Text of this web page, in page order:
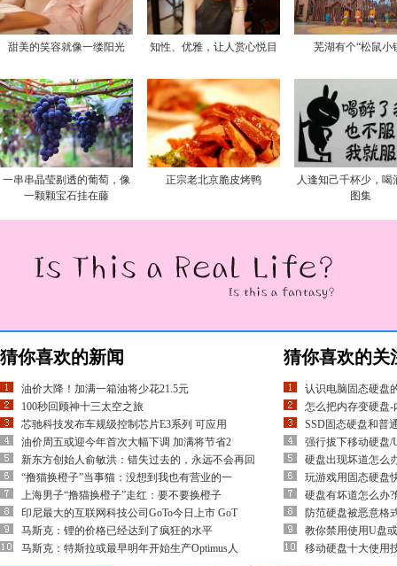
甜美的笑容就像一缕阳光 知性、优雅，让人赏心悦目 芜湖有个“松鼠小
一串串晶莹剔透的葡萄，像
一颗颗宝石挂在藤
正宗老北京脆皮烤鸭
人逢知己千杯少，喝
图集
猜你喜欢的新闻
油价大降！加满一箱油将少花21.5元
100秒回顾神十三太空之旅
芯驰科技发布车规级控制芯片E3系列 可应用
油价周五或迎今年首次大幅下调 加满将节省2
新东方创始人俞敏洪：错失过去的，永远不会再回
“撸猫换橙子”当事猫：没想到我也有营业的一
上海男子“撸猫换橙子”走红：要不要换橙子
印尼最大的互联网科技公司GoTo今日上市 GoT
马斯克：锂的价格已经达到了疯狂的水平
马斯克：特斯拉或最早明年开始生产Optimus人
猜你喜欢的关
认识电脑固态硬盘
怎么把内存变硬盘
SSD固态硬盘和普
强行拔下移动硬盘/
硬盘出现坏道怎么
玩游戏用固态硬盘
硬盘有坏道怎么办
防范硬盘被恶意格
教你禁用使用U盘
移动硬盘十大使用